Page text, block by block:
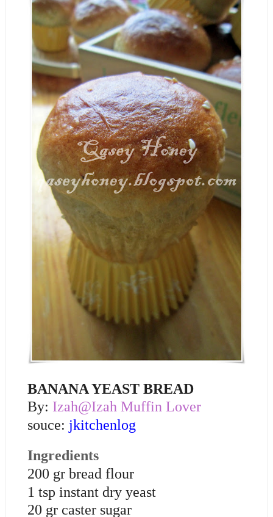
BANANA YEAST BREAD
By: Izah@Izah Muffin Lover
souce: jkitchenlog
Ingredients
200 gr bread flour
1 tsp instant dry yeast
20 gr caster sugar